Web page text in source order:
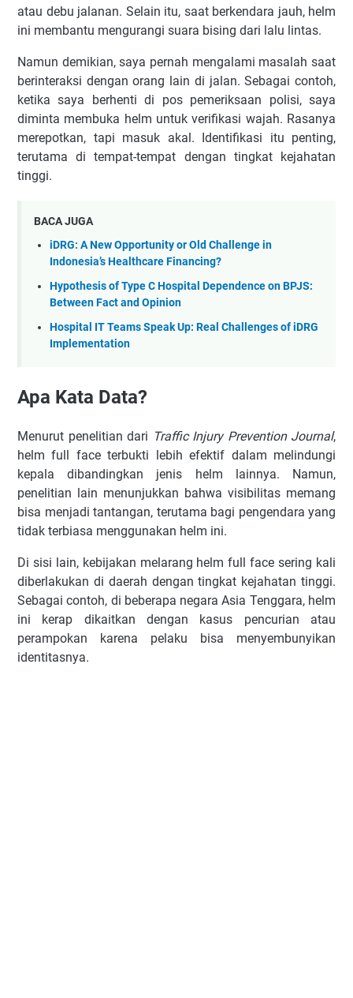
atau debu jalanan. Selain itu, saat berkendara jauh, helm
ini membantu mengurangi suara bising dari lalu lintas.
Namun demikian, saya pernah mengalami masalah saat
berinteraksi dengan orang lain di jalan. Sebagai contoh,
ketika saya berhenti di pos pemeriksaan polisi, saya
diminta membuka helm untuk verifikasi wajah. Rasanya
merepotkan, tapi masuk akal. Identifikasi itu penting,
terutama di tempat-tempat dengan tingkat kejahatan
tinggi.
BACA JUGA
iDRG: A New Opportunity or Old Challenge in
Indonesia’s Healthcare Financing?
Hypothesis of Type C Hospital Dependence on BPJS:
Between Fact and Opinion
Hospital IT Teams Speak Up: Real Challenges of iDRG
Implementation
Apa Kata Data?
Menurut penelitian dari Traffic Injury Prevention Journal,
helm full face terbukti lebih efektif dalam melindungi
kepala dibandingkan jenis helm lainnya. Namun,
penelitian lain menunjukkan bahwa visibilitas memang
bisa menjadi tantangan, terutama bagi pengendara yang
tidak terbiasa menggunakan helm ini.
Di sisi lain, kebijakan melarang helm full face sering kali
diberlakukan di daerah dengan tingkat kejahatan tinggi.
Sebagai contoh, di beberapa negara Asia Tenggara, helm
ini kerap dikaitkan dengan kasus pencurian atau
perampokan karena pelaku bisa menyembunyikan
identitasnya.